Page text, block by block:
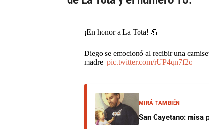
¡En honor a La Tota! 💪🏼
Diego se emocionó al recibir una
madre. pic.twitter.com/rUP4qn7f2o
MIRÁ TAMBIÉN
San Cayetano: misa